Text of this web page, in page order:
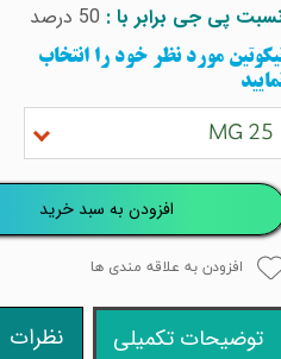
پی جی برابر با :
مورد نظر خود را انتخاب
25 MG
افزودن به سبد خرید
افزودن به علاقه مندی ها
توضیحات تکمیلی نظرات